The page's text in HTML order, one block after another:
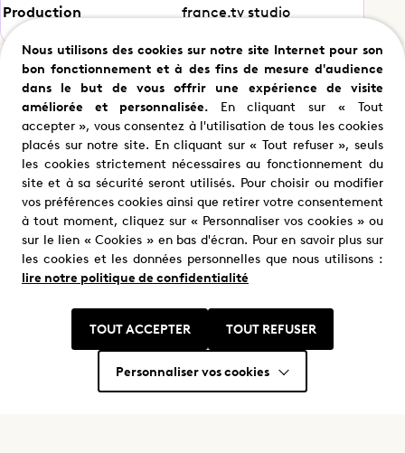
Revu
Partager ce programme
Production france.tv studio
Nous trouver
Où nous trouver ?
Nous utilisons des cookies sur notre site Internet pour son
bon fonctionnement et à des fins de mesure d'audience
dans le but de vous offrir une expérience de visite
améliorée et personnalisée.En cliquant sur « Tout
accepter », vous consentez à l'utilisation de tous les cookies
placés sur notre site. En cliquant sur « Tout refuser », seuls
les cookies strictement nécessaires au fonctionnement du
site et à sa sécurité seront utilisés. Pour choisir ou modifier
vos préférences cookies ainsi que retirer votre consentement
à tout moment, cliquez sur « Personnaliser vos cookies » ou
sur le lien « Cookies » en bas d'écran. Pour en savoir plus sur
les cookies et les données personnelles que nous utilisons :
lire notre politique de confidentialité
TOUT ACCEPTER TOUT REFUSER
Personnaliser vos cookies